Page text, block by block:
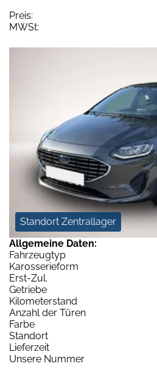
Preis:
MWSt:
Standort Zentrallager
Allgemeine Daten:
Fahrzeugtyp
Karosserieform
Erst-Zul.
Getriebe
Kilometerstand
Anzahl der Türen
Farbe
Standort
Lieferzeit
Unsere Nummer